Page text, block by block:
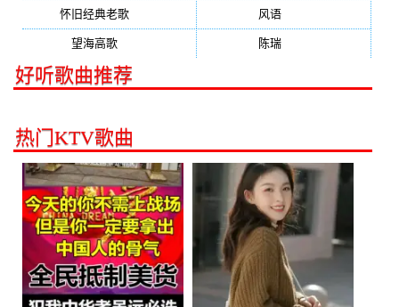
怀旧经典老歌 风语(132)
望海高歌 陈瑞(128)
好听歌曲推荐
热门KTV歌曲